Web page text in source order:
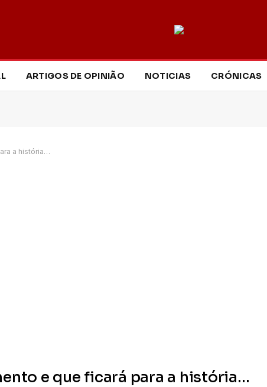
ARTIGOS DE OPINIÃO NOTICIAS CRÓNICAS
a história…
e que ficará para a história…